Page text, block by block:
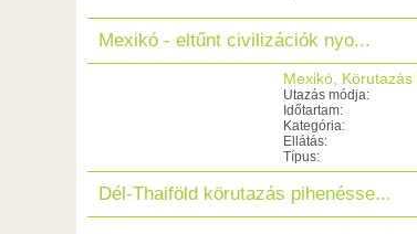
Mexikó - eltűnt civilizációk nyo...
Mexikó, Körutazás
Utazás módja:
Időtartam:
Kategória:
Ellátás:
Típus:
Dél-Thaiföld körutazás pihenésse...